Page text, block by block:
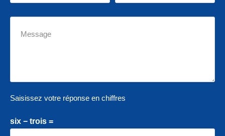
Saisissez votre réponse en chiffres
six − trois =